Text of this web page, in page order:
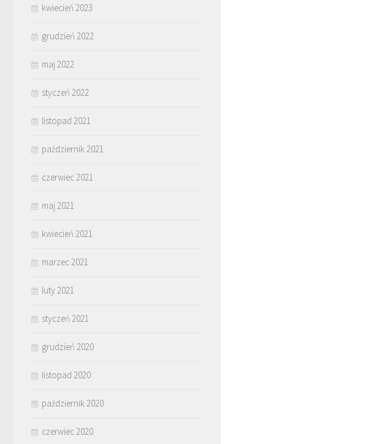
kwiecień 2023
grudzień 2022
maj 2022
styczeń 2022
listopad 2021
październik 2021
czerwiec 2021
maj 2021
kwiecień 2021
marzec 2021
luty 2021
styczeń 2021
grudzień 2020
listopad 2020
październik 2020
czerwiec 2020